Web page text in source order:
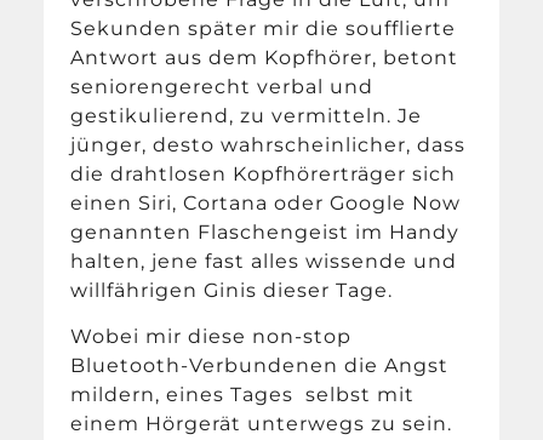
Sekunden später mir die soufflierte
Antwort aus dem Kopfhörer, betont
seniorengerecht verbal und
gestikulierend, zu vermitteln. Je
jünger, desto wahrscheinlicher, dass
die drahtlosen Kopfhörerträger sich
einen Siri, Cortana oder Google Now
genannten Flaschengeist im Handy
halten, jene fast alles wissende und
willfährigen Ginis dieser Tage.
Wobei mir diese non-stop
Bluetooth-Verbundenen die Angst
mildern, eines Tages selbst mit
einem Hörgerät unterwegs zu sein.